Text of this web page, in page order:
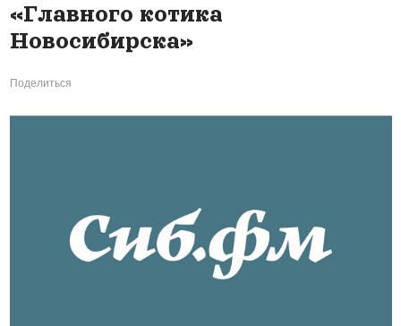
«Главного котика
Новосибирска»
Поделиться